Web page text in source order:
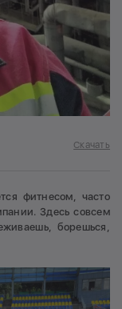
Скачать
фитнесом, часто
Здесь совсем
борешься,